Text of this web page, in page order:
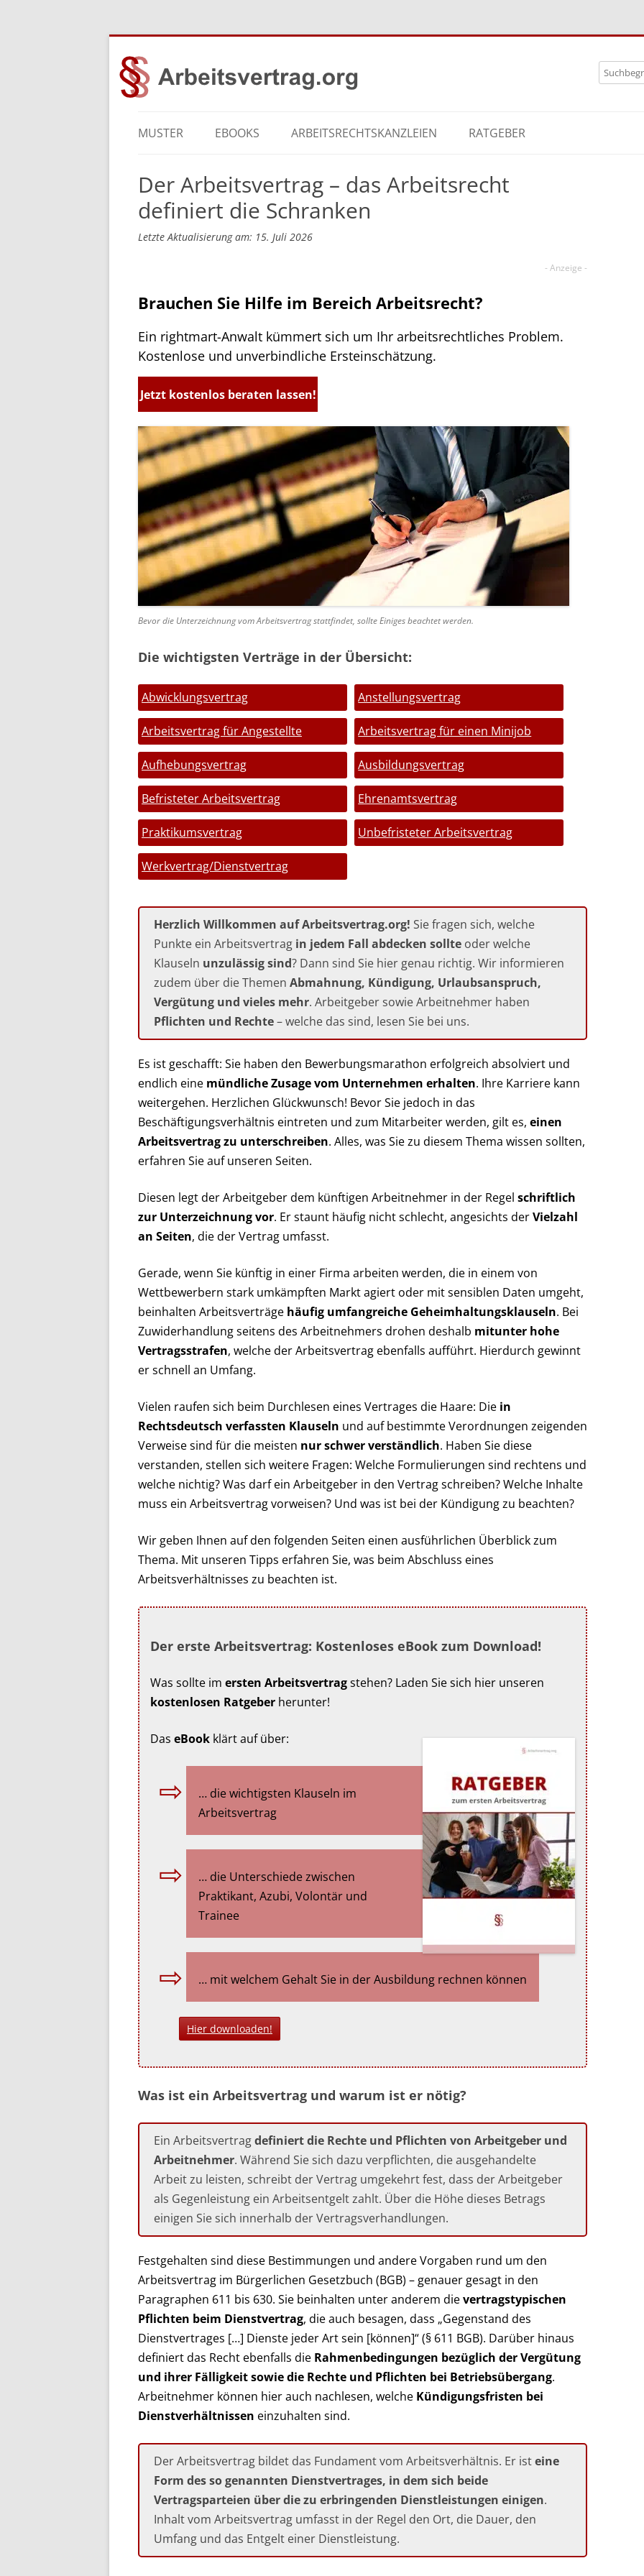
Search
for:
Zum
Inhalt
MUSTER EBOOKS ARBEITSRECHTSKANZLEIEN RATGEBER
Der Arbeitsvertrag – das Arbeitsrecht
definiert die Schranken
Letzte Aktualisierung am: 15. Juli 2026
Brauchen Sie Hilfe im Bereich Arbeitsrecht?
Ein rightmart-Anwalt kümmert sich um Ihr arbeitsrechtliches Problem.
Kostenlose und unverbindliche Ersteinschätzung.
Jetzt kostenlos beraten lassen!
Bevor die Unterzeichnung vom Arbeitsvertrag stattfindet, sollte Einiges beachtet werden.
Die wichtigsten Verträge in der Übersicht:
Abwicklungsvertrag Anstellungsvertrag
Arbeitsvertrag für Angestellte Arbeitsvertrag für einen Minijob
Aufhebungsvertrag Ausbildungsvertrag
Befristeter Arbeitsvertrag Ehrenamtsvertrag
Praktikumsvertrag Unbefristeter Arbeitsvertrag
Werkvertrag/Dienstvertrag
Herzlich Willkommen auf Arbeitsvertrag.org! Sie fragen sich, welche
Punkte ein Arbeitsvertrag in jedem Fall abdecken sollte oder welche
Klauseln unzulässig sind? Dann sind Sie hier genau richtig. Wir informieren
zudem über die Themen Abmahnung, Kündigung, Urlaubsanspruch,
Vergütung und vieles mehr. Arbeitgeber sowie Arbeitnehmer haben
Pflichten und Rechte– welche das sind, lesen Sie bei uns.
Es ist geschafft: Sie haben den Bewerbungsmarathon erfolgreich absolviert und
endlich eine mündliche Zusage vom Unternehmen erhalten. Ihre Karriere kann
weitergehen. Herzlichen Glückwunsch! Bevor Sie jedoch in das
Beschäftigungsverhältnis eintreten und zum Mitarbeiter werden, gilt es, einen
Arbeitsvertrag zu unterschreiben. Alles, was Sie zu diesem Thema wissen sollten,
erfahren Sie auf unseren Seiten.
Diesen legt der Arbeitgeber dem künftigen Arbeitnehmer in der Regel schriftlich
zur Unterzeichnung vor. Er staunt häufig nicht schlecht, angesichts derVielzahl
an Seiten, die der Vertrag umfasst.
Gerade, wenn Sie künftig in einer Firma arbeiten werden, die in einem von
Wettbewerbern stark umkämpften Markt agiert oder mit sensiblen Daten umgeht,
beinhalten Arbeitsverträge häufig umfangreiche Geheimhaltungsklauseln. Bei
Zuwiderhandlung seitens des Arbeitnehmers drohen deshalb mitunter hohe
Vertragsstrafen, welche der Arbeitsvertrag ebenfalls aufführt. Hierdurch gewinnt
er schnell an Umfang.
Vielen raufen sich beim Durchlesen eines Vertrages die Haare: Die in
Rechtsdeutsch verfassten Klauseln und auf bestimmte Verordnungen zeigenden
Verweise sind für die meisten nur schwer verständlich. Haben Sie diese
verstanden, stellen sich weitere Fragen: Welche Formulierungen sind rechtens und
welche nichtig? Was darf ein Arbeitgeber in den Vertrag schreiben? Welche Inhalte
muss ein Arbeitsvertrag vorweisen? Und was ist bei der Kündigung zu beachten?
Wir geben Ihnen auf den folgenden Seiten einen ausführlichen Überblick zum
Thema. Mit unseren Tipps erfahren Sie, was beim Abschluss eines
Arbeitsverhältnisses zu beachten ist.
Der erste Arbeitsvertrag: Kostenloses eBook zum Download!
Was sollte im ersten Arbeitsvertragstehen? Laden Sie sich hier unseren
kostenlosen Ratgeber herunter!
Das eBook klärt auf über:
… die wichtigsten Klauseln im
Arbeitsvertrag
… die Unterschiede zwischen
Praktikant, Azubi, Volontär und
Trainee
… mit welchem Gehalt Sie in der Ausbildung rechnen können
Hier downloaden!
Was ist ein Arbeitsvertrag und warum ist er nötig?
Ein Arbeitsvertragdefiniert die Rechte und Pflichten von Arbeitgeber und
Arbeitnehmer. Während Sie sich dazu verpflichten, die ausgehandelte
Arbeit zu leisten, schreibt der Vertrag umgekehrt fest, dass der Arbeitgeber
als Gegenleistung ein Arbeitsentgelt zahlt. Über die Höhe dieses Betrags
einigen Sie sich innerhalb der Vertragsverhandlungen.
Festgehalten sind diese Bestimmungen und andere Vorgaben rund um den
Arbeitsvertrag im Bürgerlichen Gesetzbuch (BGB) – genauer gesagt in den
Paragraphen 611 bis 630. Sie beinhalten unter anderem dievertragstypischen
Pflichten beim Dienstvertrag, die auch besagen, dass „Gegenstand des
Dienstvertrages […] Dienste jeder Art sein [können]“ (§ 611 BGB). Darüber hinaus
definiert das Recht ebenfalls die Rahmenbedingungen bezüglich der Vergütung
und ihrer Fälligkeit sowie die Rechte und Pflichten bei Betriebsübergang.
Arbeitnehmer können hier auch nachlesen, welche Kündigungsfristen bei
Dienstverhältnissen einzuhalten sind.
Der Arbeitsvertrag bildet das Fundament vom Arbeitsverhältnis. Er isteine
Form des so genannten Dienstvertrages, in dem sich beide
Vertragsparteien über die zu erbringenden Dienstleistungen einigen.
Inhalt vom Arbeitsvertrag umfasst in der Regel den Ort, die Dauer, den
Umfang und das Entgelt einer Dienstleistung.